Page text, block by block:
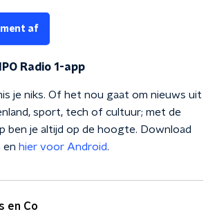
af
Radio 1-app
je niks. Of het nou gaat om nieuws uit
sport, tech of cultuur; met de
ben je altijd op de hoogte. Download
en hier voor Android.
en Co